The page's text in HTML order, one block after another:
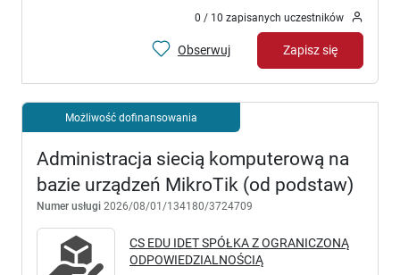
0 / 10 zapisanych uczestników
Obserwuj Zapisz się
Możliwość dofinansowania
Administracja siecią komputerową na
bazie urządzeń MikroTik (od podstaw)
Numer usługi 2026/08/01/134180/3724709
CS EDU IDET SPÓŁKA Z OGRANICZONĄ
ODPOWIEDZIALNOŚCIĄ